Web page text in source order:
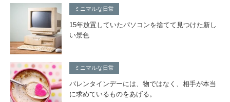
ミニマルな日常
15年放置していたパソコンを捨てて見つけた新し
い景色
ミニマルな日常
バレンタインデーには、物ではなく、相手が本当
に求めているものをあげる。